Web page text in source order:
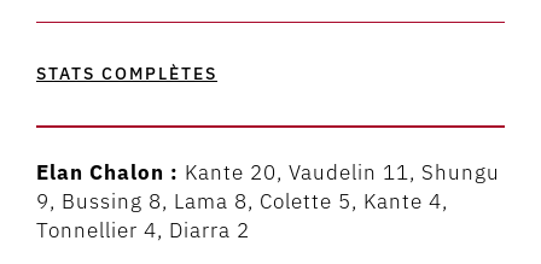
STATS COMPLÈTES
Elan Chalon : Kante 20, Vaudelin 11, Shungu
9, Bussing 8, Lama 8, Colette 5, Kante 4,
Tonnellier 4, Diarra 2